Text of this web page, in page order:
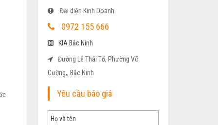
Đại diện Kinh Doanh
0972 155 666
KIA Bắc Ninh
Đường Lê Thái Tổ, Phường Võ
Cường,, Bắc Ninh
Yêu cầu báo giá